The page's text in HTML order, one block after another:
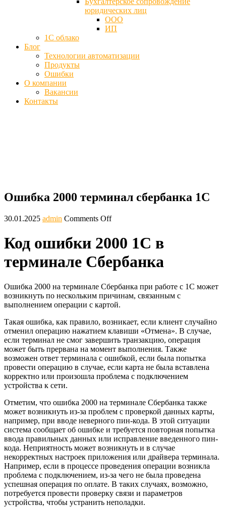
юридических лиц
ООО
ИП
1С облако
Блог
Технологии автоматизации
Продукты
Ошибки
О компании
Вакансии
Контакты
Ошибка 2000 терминал сбербанка 1С
30.01.2025 admin Comments Off
Код ошибки 2000 1С в
терминале Сбербанка
Ошибка 2000 на терминале Сбербанка при работе с 1С может
возникнуть по нескольким причинам, связанным с
выполнением операции с картой.
Такая ошибка, как правило, возникает, если клиент случайно
отменил операцию нажатием клавиши «Отмена». В случае,
если терминал не смог завершить транзакцию, операция
может быть прервана на момент выполнения. Также
возможен ответ терминала с ошибкой, если была попытка
провести операцию в случае, если карта не была вставлена
корректно или произошла проблема с подключением
устройства к сети.
Отметим, что ошибка 2000 на терминале Сбербанка также
может возникнуть из-за проблем с проверкой данных карты,
например, при вводе неверного пин-кода. В этой ситуации
система сообщает об ошибке и требуется повторная попытка
ввода правильных данных или исправление введенного пин-
кода. Неприятность может возникнуть и в случае
некорректных настроек приложения или драйвера терминала.
Например, если в процессе проведения операции возникла
проблема с подключением, из-за чего не была проведена
успешная операция по оплате. В таких случаях, возможно,
потребуется провести проверку связи и параметров
устройства, чтобы устранить неполадки.